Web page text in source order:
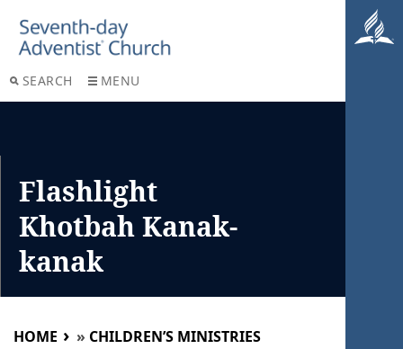
SEARCH MENU
Flashlight
Khotbah Kanak-
kanak
HOME » CHILDREN’S MINISTRIES